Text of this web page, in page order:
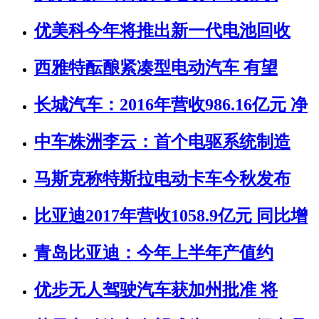
优美科今年将推出新一代电池回收
西雅特酝酿紧凑型电动汽车 有望
长城汽车：2016年营收986.16亿元 净
中车株洲李云：首个电驱系统制造
马斯克称特斯拉电动卡车今秋发布
比亚迪2017年营收1058.9亿元 同比增
青岛比亚迪：今年上半年产值约
优步无人驾驶汽车获加州批准 将